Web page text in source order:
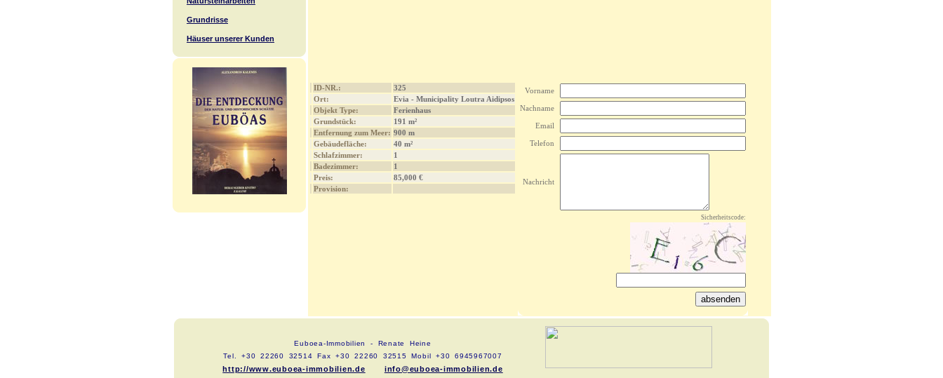
Grundrisse
Häuser unserer Kunden
ID-NR.:
325
Ort:
Evia - Municipality Loutra Aidipsos
Objekt Type:
Ferienhaus
Grundstück:
191 m²
Entfernung zum Meer: 900 m
Gebäudefläche:
40 m²
Schlafzimmer:
1
Badezimmer:
1
Preis:
85,000 €
Provision:
Vorname
Nachname
Email
Telefon
Nachricht
Sicherheitscode:
Euboea-Immobilien - Renate Heine
Tel. +30 22260 32514 Fax +30 22260 32515 Mobil +30 6945967007
http://www.euboea-immobilien.de info@euboea-immobilien.de